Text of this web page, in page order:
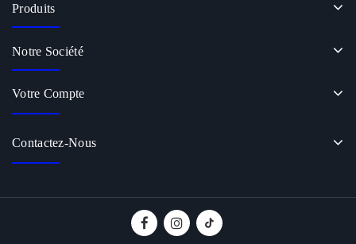
Produits
Notre Société
Votre Compte
Contactez-Nous